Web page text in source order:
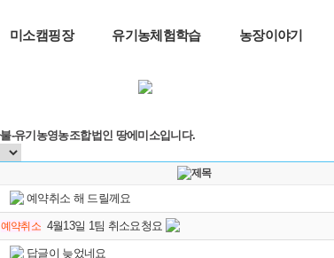
미소캠핑장 유기농체험학습 농장이야기
예약취소 해 드릴께요
예약취소 4월13일 1팀 취소요청요
답글이 늦었네요